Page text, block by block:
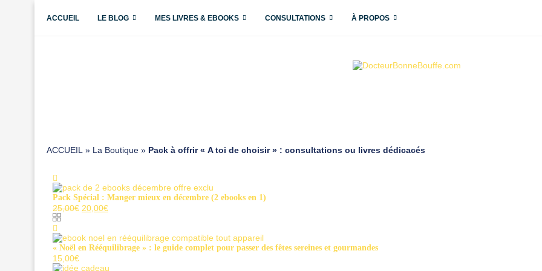
ACCUEIL LE BLOG MES LIVRES & EBOOKS CONSULTATIONS À PROPOS
ACCUEIL » La Boutique » Pack à offrir « A toi de choisir » : consultations ou livres dédicacés
Pack Spécial : Manger mieux en décembre (2 ebooks en 1)
25,00€ Le
était :
25,00€.
20,00€Le
est :
20,00€.
« Noël en Rééquilibrage » : le guide complet pour passer des fêtes sereines et gourmandes
15,00€